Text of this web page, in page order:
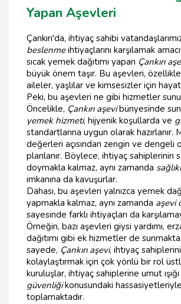
Yapan Aşevleri
Çankırı'da, ihtiyaç sahibi
beslenmeihtiyaçlarını karşılamak
sıcak yemek dağıtımı yapan Çankırı
büyük önem taşır. Bu aşevleri,
aileler, yaşlılar ve kimsesizler için
Peki, bu aşevleri ne gibi hizmetler
Öncelikle, Çankırı aşevibünyesinde
yemek hizmeti, hijyenik koşullarda ve
standartlarına uygun olarak hazırlanır.
değerleri açısından zengin ve dengeli
planlanır. Böylece, ihtiyaç sahiplerinin
doymakla kalmaz, aynı zamanda
imkanına da kavuşurlar.
Dahası, bu aşevleri yalnızca yemek
yapmakla kalmaz, aynı zamanda aşevi
sayesinde farklı ihtiyaçları da
Örneğin, bazı aşevleri giysi yardımı,
dağıtımı gibi ek hizmetler de
sayede, Çankırı aşevi, ihtiyaç
kolaylaştırmak için çok yönlü bir rol
kuruluşlar, ihtiyaç sahiplerine umut
güvenliğikonusundaki
toplamaktadır.